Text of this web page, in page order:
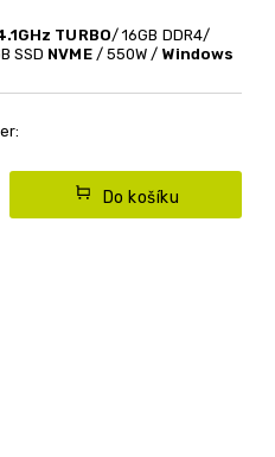
Do košíku
TURBO/ 16GB DDR4/
SSD NVME/ 550W / Windows
herní PC s procesorem